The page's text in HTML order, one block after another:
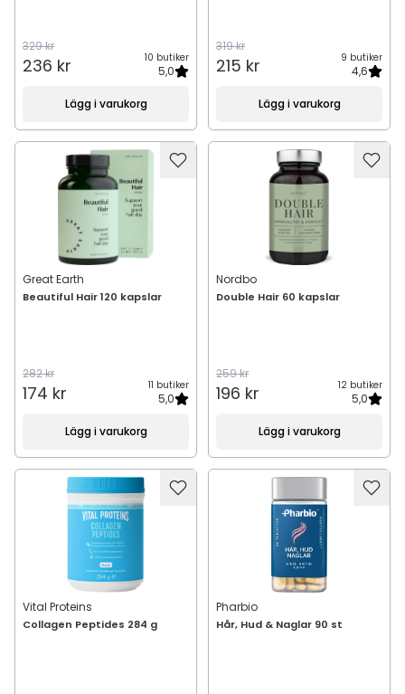
329 kr
236 kr 10 butiker
5,0
Lägg i varukorg
319 kr
215 kr 9 butiker
4,6
Lägg i varukorg
Great Earth
Beautiful Hair 120 kapslar
282 kr
174 kr 11 butiker
5,0
Lägg i varukorg
Nordbo
Double Hair 60 kapslar
259 kr
196 kr 12 butiker
5,0
Lägg i varukorg
Vital Proteins
Collagen Peptides 284 g
Pharbio
Hår, Hud & Naglar 90 st